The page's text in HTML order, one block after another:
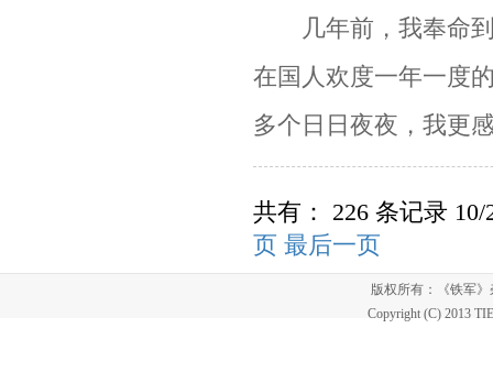
几年前，我奉命到
在国人欢度一年一度
多个日日夜夜，我更
共有： 226 条记录
页 最后一页
版权所有：《铁军
Copyright (C) 2013